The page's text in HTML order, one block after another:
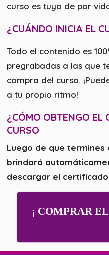
curso es tuyo de por
¿CUÁNDO INICIA EL
Todo el contenido es
pregrabadas a las que
compra del curso.
a tu propio ritmo!
¿CÓMO OBTENGO EL
CURSO
Luego de que
brindará
descargar el
¡ COMPRAR